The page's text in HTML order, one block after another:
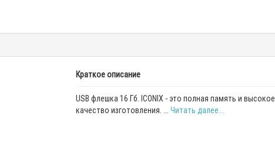
Краткое описание
USB флешка 16 Гб. ICONIX - это полная память и высокое
качество изготовления. ... Читать далее...